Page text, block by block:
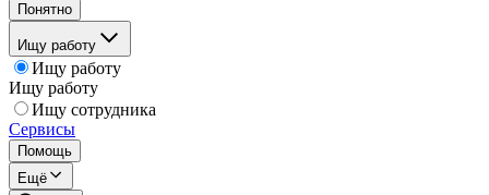
Понятно
Ищу работу
Ищу работу
Ищу работу
Ищу сотрудника
Сервисы
Помощь
Ещё